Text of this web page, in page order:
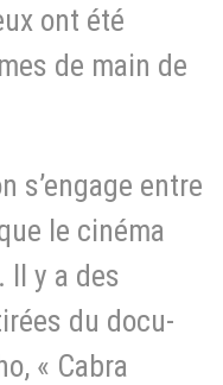
ont été
de main de
s’engage entre
le cinéma
Il y a des
du docu-
« Cabra